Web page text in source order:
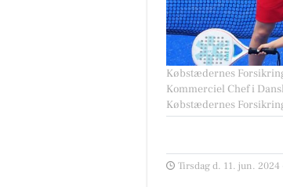
Købstædernes
Kommerciel Chef i
Købstædernes
Tirsdag d. 11. jun. 2024